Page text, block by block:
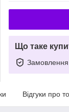
Що таке
Замовлення
Відгуки про